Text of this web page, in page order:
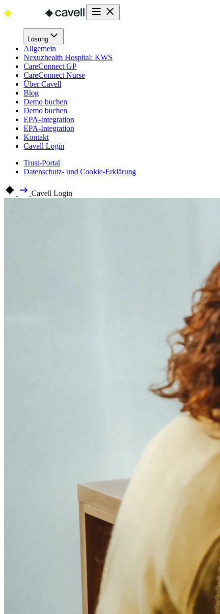
Lösung
Allgemein
Nexuzhealth Hospital: KWS
CareConnect GP
CareConnect Nurse
Über Cavell
Blog
Demo buchen
Demo buchen
EPA-Integration
EPA-Integration
Kontakt
Cavell Login
Trust-Portal
Datenschutz- und Cookie-Erklärung
Cavell Login